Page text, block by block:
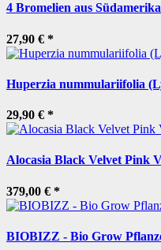
4 Bromelien aus Südamerika
27,90 € *
Huperzia nummulariifolia
29,90 € *
Alocasia Black Velvet Pink
379,00 € *
BIOBIZZ - Bio Grow